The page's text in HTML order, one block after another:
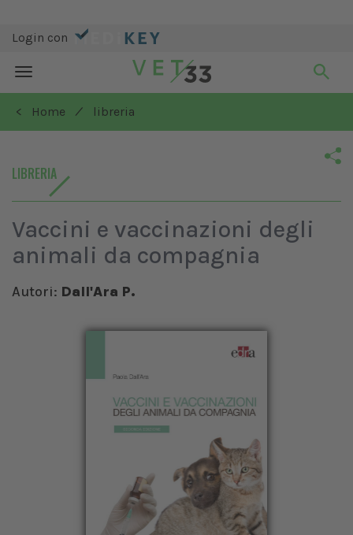
Login con
Toggle
navigation
< Home
/ libreria
LIBRERIA
Vaccini e vaccinazioni degli
animali da compagnia
Autori: Dall'Ara P.